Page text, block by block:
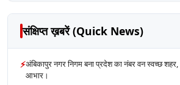
संक्षिप्त ख़बरें (Quick News)
⚡अंबिकापुर नगर निगम बना प्रदेश का नंबर वन स्वच्छ शहर,
आभार।